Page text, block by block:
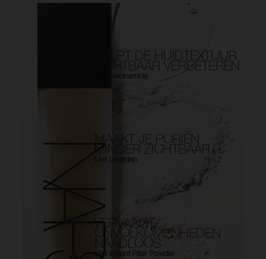
HELPT DE HUIDTEXTUUR
ZICHTBAAR VERBETEREN
Met niacinamide
MAAKT JE PORIËN
MINDER ZICHTBAAR
Met peptiden
VERVAAGT
ONVOLKOMENHEDEN
NAADLOOS
Met Instant Filter Powder